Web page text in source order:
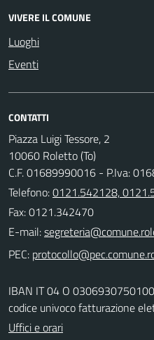
VIVERE IL COMUNE
Luoghi
Eventi
CONTATTI
Piazza Luigi Tessore, 2
10060 Roletto (To)
C.F. 01689990016 - P.Iva:
Telefono:0121.542128,
Fax: 0121.342470
E-mail:
PEC:
IBAN IT 04 O
codice univoco fatturazione
Uffici e orari